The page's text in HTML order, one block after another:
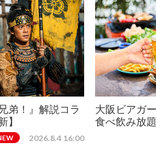
弟！』解説コラ
】
2026.8.4 16:00
大阪ビアガ
食べ飲み放